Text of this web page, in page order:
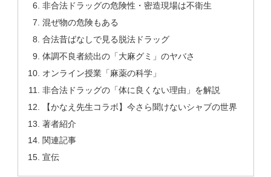
非合法ドラッグの危険性・密造現場は不衛生
混ぜ物の危険もある
合法昔ばなしで見る脱法ドラッグ
体調不良者続出の「大麻グミ」のヤバさ
オンライン授業「麻薬の科学」
非合法ドラッグの「体に良くない理由」を解説
【かなえ先生コラボ】今さら聞けないシャブの世界
著者紹介
関連記事
宣伝